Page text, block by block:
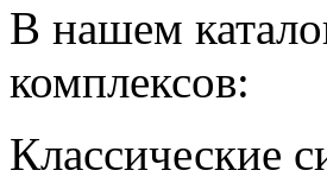
В нашем
комплексов:
Классические